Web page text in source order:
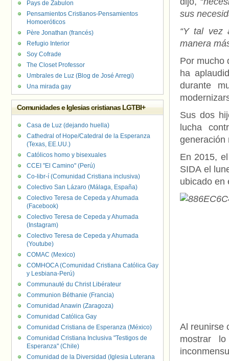
sus
“Y tal vez
manera
Por mucho
ha
durante
Sus dos
lucha
generación
En 2015,
SIDA el
ubicado en
Al reunirse
mostrar
Pays de Zabulon
Pensamientos Cristianos-Pensamientos
Homoeróticos
Père Jonathan (francés)
Refugio Interior
Soy Cofrade
The Closet Professor
Umbrales de Luz (Blog de José Arregi)
Una mirada gay
Comunidades e Iglesias cristianas LGTBI+
Casa de Luz (dejando huella)
Cathedral of Hope/Catedral de la Esperanza
(Texas, EE.UU.)
Católicos homo y bisexuales
CCEI "El Camino" (Perú)
Co-libr-í (Comunidad Cristiana inclusiva)
Colectivo San Lázaro (Málaga, España)
Colectivo Teresa de Cepeda y Ahumada
(Facebook)
Colectivo Teresa de Cepeda y Ahumada
(Instagram)
Colectivo Teresa de Cepeda y Ahumada
(Youtube)
COMAC (Mexico)
COMHOCA (Comunidad Cristiana Católica Gay
y Lesbiana-Perú)
Communauté du Christ Libérateur
Communion Béthanie (Francia)
Comunidad Anawin (Zaragoza)
Comunidad Católica Gay
Comunidad Cristiana de Esperanza (México)
Comunidad Cristiana Inclusiva "Testigos de
Esperanza" (Chile)
Comunidad de la Diversidad (Iglesia Luterana